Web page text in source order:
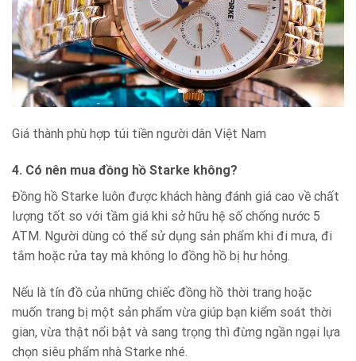
Giá thành phù hợp túi tiền người dân Việt Nam
4. Có nên mua đồng hồ Starke không?
Đồng hồ Starke luôn được khách hàng đánh giá cao về chất
lượng tốt so với tầm giá khi sở hữu hệ số chống nước 5
ATM. Người dùng có thể sử dụng sản phẩm khi đi mưa, đi
tắm hoặc rửa tay mà không lo đồng hồ bị hư hỏng.
Nếu là tín đồ của những chiếc đồng hồ thời trang hoặc
muốn trang bị một sản phẩm vừa giúp bạn kiểm soát thời
gian, vừa thật nổi bật và sang trọng thì đừng ngần ngại lựa
chọn siêu phẩm nhà Starke nhé.